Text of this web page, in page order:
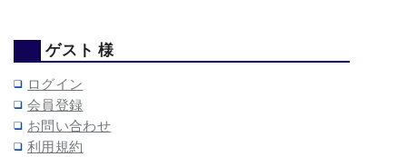
ゲスト 様
ログイン
会員登録
お問い合わせ
利用規約